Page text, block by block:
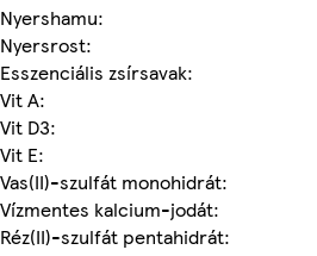
Nyershamu:
Nyersrost:
Esszenciális zsírsavak:
Vit A:
Vit D3:
Vit E:
Vas(II)-szulfát monohidrát:
Vízmentes kalcium-jodát:
Réz(II)-szulfát pentahidrát: